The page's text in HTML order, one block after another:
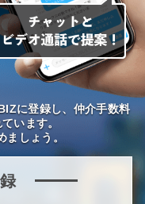
に登録し、仲介手数料
います。
しょう。